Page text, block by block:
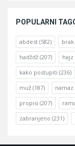
POPULARNI
abdest (582) brak
hadždž (207) hajz
kako postupiti (236)
muž (187) namaz
propisi (207)
zabranjeno (231)